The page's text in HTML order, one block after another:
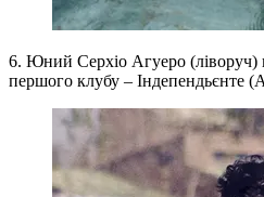
6. Юний Серхіо Агуеро (ліворуч)
першого клубу – Індепендьєнте